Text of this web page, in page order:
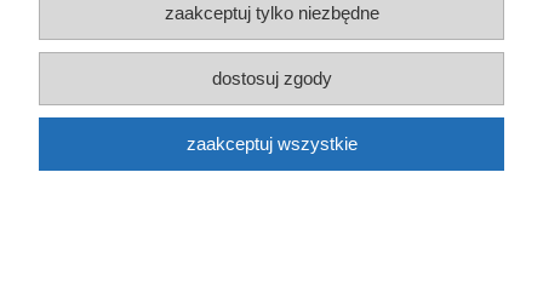
zaakceptuj tylko niezbędne
dostosuj zgody
zaakceptuj wszystkie